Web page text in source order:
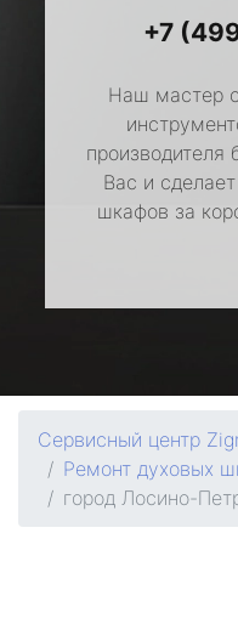
+7
Наш мастер
производителя
Вас и
шкафов за
Сервисный центр
Ремонт духовых
город Лосино-